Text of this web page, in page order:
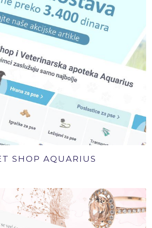
SHOP AQUARIUS